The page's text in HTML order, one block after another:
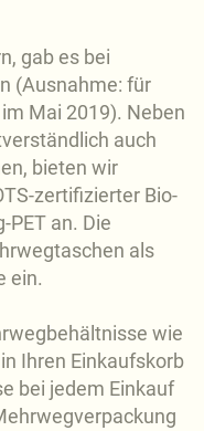
gab es bei
(Ausnahme: für
Mai 2019). Neben
auch
bieten wir
zertifizierter Bio-
PET an. Die
als
ein.
wie
Ihren Einkaufskorb
bei jedem Einkauf